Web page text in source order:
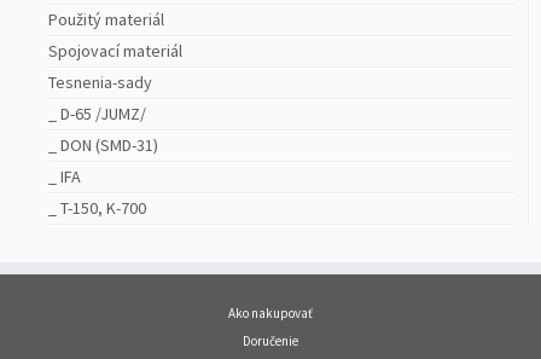
Použitý materiál
Spojovací materiál
Tesnenia-sady
_ D-65 /JUMZ/
_ DON (SMD-31)
_ IFA
_ T-150, K-700
Ako nakupovať
Doručenie